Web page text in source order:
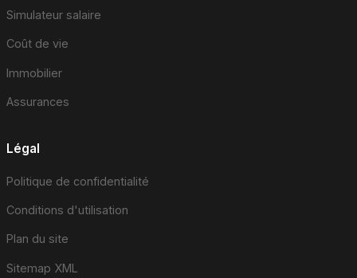
Simulateur salaire
Coût de vie
Immobilier
Assurances
Légal
Politique de confidentialité
Conditions d'utilisation
Plan du site
Sitemap XML